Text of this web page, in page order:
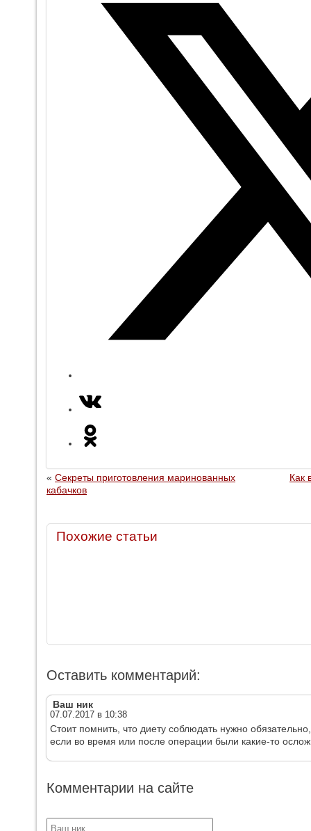
« Секреты приготовления маринованных
кабачков
Как
Похожие статьи
Оставить комментарий:
Ваш ник
07.07.2017 в 10:38
Стоит помнить, что диету соблюдать нужно
если во время или после операции были какие-то
Комментарии на сайте